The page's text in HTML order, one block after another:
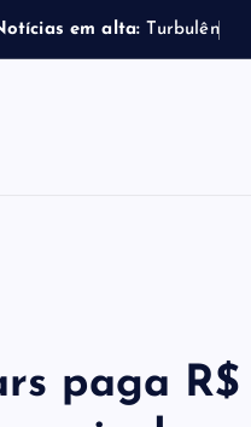
em alta: Turbu lên
paga